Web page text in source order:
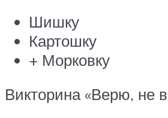
Шишку
Картошку
+ Морковку
Викторина «Верю, не